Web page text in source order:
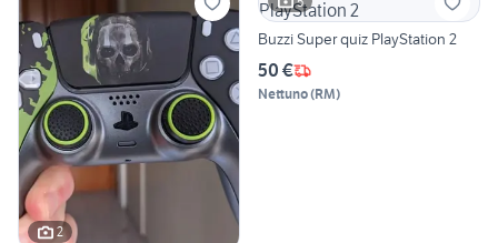
2
Buzzi Super quiz PlayStation 2
50 €
Nettuno(RM)